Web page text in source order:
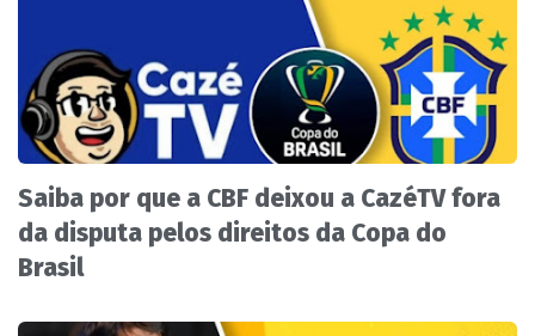
Saiba por que a CBF deixou a CazéTV fora
da disputa pelos direitos da Copa do
Brasil